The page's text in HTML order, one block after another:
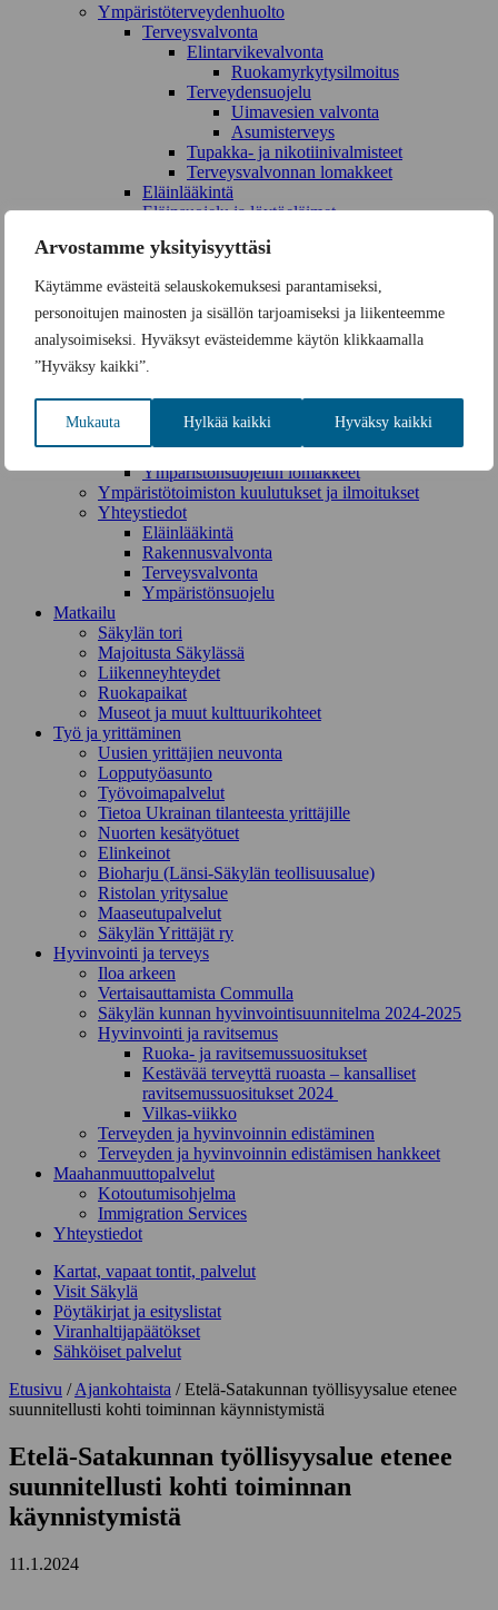
Arvostamme yksityisyyttäsi
Käytämme evästeitä selauskokemuksesi parantamiseksi,
personoitujen mainosten ja sisällön tarjoamiseksi ja liikenteemme
analysoimiseksi. Hyväksyt evästeidemme käytön klikkaamalla
”Hyväksy kaikki”.
Mukauta Hylkää kaikki Hyväksy kaikki
Ympäristöterveydenhuolto
Terveysvalvonta
Elintarvikevalvonta
Ruokamyrkytysilmoitus
Terveydensuojelu
Uimavesien valvonta
Asumisterveys
Tupakka- ja nikotiinivalmisteet
Terveysvalvonnan lomakkeet
Eläinlääkintä
Eläinsuojelu ja löytöeläimet
Ympäristönsuojelu
Vesihuollon luvat ja valvonta
Vesistötyöt ja ojitus
Vesiensuojelu
Jätehuollon valvonta
Maasto- ja vesiliikenteen luvat
Maa-ainesten otto
Luonnonsuojelu
Suojelualueet ja -kohteet
Ympäristönsuojelun lomakkeet
Ympäristötoimiston kuulutukset ja ilmoitukset
Yhteystiedot
Eläinlääkintä
Rakennusvalvonta
Terveysvalvonta
Ympäristönsuojelu
Mat­kailu
Säkylän tori
Majoitusta Säkylässä
Liikenneyhteydet
Ruokapaikat
Museot ja muut kulttuurikohteet
Työ ja yrittä­minen
Uusien yrittäjien neuvonta
Lopputyöasunto
Työvoimapalvelut
Tietoa Ukrainan tilanteesta yrittäjille
Nuorten kesätyötuet
Elinkeinot
Bioharju (Länsi-Säkylän teollisuusalue)
Ristolan yritysalue
Maaseutupalvelut
Säkylän Yrittäjät ry
Hyvinvointi ja terveys
Iloa arkeen
Vertaisauttamista Commulla
Säkylän kunnan hyvinvointisuunnitelma 2024-2025
Hyvinvointi ja ravitsemus
Ruoka- ja ravitsemussuositukset
Kestävää terveyttä ruoasta – kansalliset
ravitsemussuositukset 2024
Vilkas-viikko
Terveyden ja hyvinvoinnin edistäminen
Terveyden ja hyvinvoinnin edistämisen hankkeet
Maahanmuuttopalvelut
Kotoutumisohjelma
Immigration Services
Yhteystiedot
Kartat, vapaat tontit, palvelut
Visit Säkylä
Pöytäkirjat ja esityslistat
Viranhaltijapäätökset
Sähköiset palvelut
Etusivu /Ajankohtaista /Etelä-Satakunnan työllisyysalue etenee
suunnitellusti kohti toiminnan käynnistymistä
Etelä-Satakunnan työllisyysalue etenee
suunnitellusti kohti toiminnan
käynnistymistä
11.1.2024